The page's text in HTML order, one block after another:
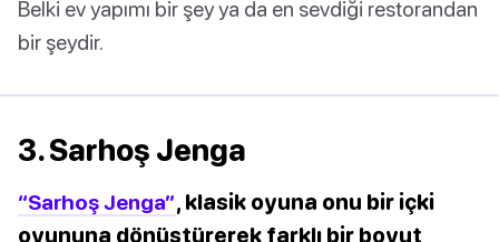
Belki ev yapımı bir şey ya da en sevdiği restorandan
bir şeydir.
3. Sarhoş Jenga
“Sarhoş Jenga”, klasik oyuna onu bir içki
oyununa dönüştürerek farklı bir boyut